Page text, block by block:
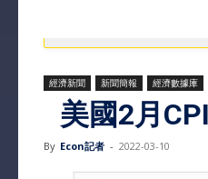
經濟新聞 新聞簡報 經濟數據庫
美國2月
By Econ記者 - 2022-03-10